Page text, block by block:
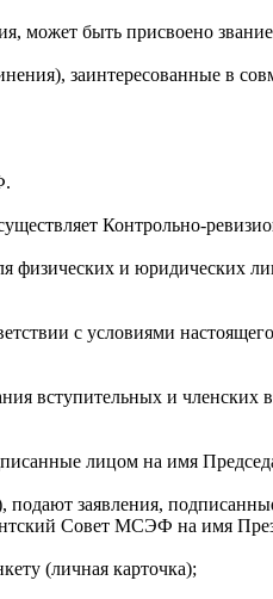
может быть присвоено
заинтересованные в
Контрольно-
и юридических
с условиями
вступительных и
лицом на имя
заявления,
Совет МСЭФ на имя
(личная карточка);